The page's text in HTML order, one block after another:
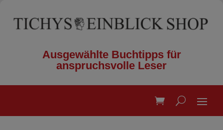
Ausgewählte Buchtipps für
anspruchsvolle Leser